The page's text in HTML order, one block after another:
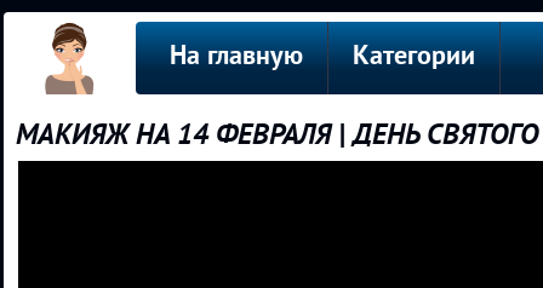
На главную Категории
МАКИЯЖ НА 14 ФЕВРАЛЯ | ДЕНЬ